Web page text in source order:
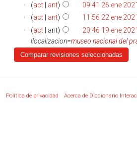
act
ant 09:41 26 ene 2021
act
ant 11:56 22 ene 2021
act
ant 20:46 19 ene 2021
|localizacion=museo nacional del
Política de privacidad Acerca de Diccionario